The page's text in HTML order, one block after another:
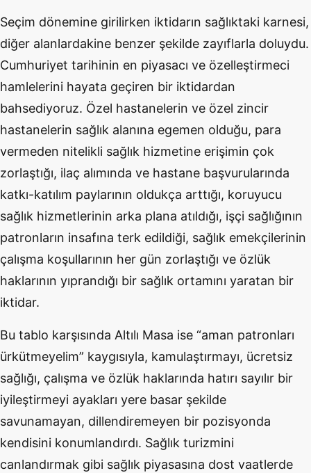
Seçim dönemine girilirken iktidarın sağlıktaki karnesi,
diğer alanlardakine benzer şekilde zayıflarla doluydu.
Cumhuriyet tarihinin en piyasacı ve özelleştirmeci
hamlelerini hayata geçiren bir iktidardan
bahsediyoruz. Özel hastanelerin ve özel zincir
hastanelerin sağlık alanına egemen olduğu, para
vermeden nitelikli sağlık hizmetine erişimin çok
zorlaştığı, ilaç alımında ve hastane başvurularında
katkı-katılım paylarının oldukça arttığı, koruyucu
sağlık hizmetlerinin arka plana atıldığı, işçi sağlığının
patronların insafına terk edildiği, sağlık emekçilerinin
çalışma koşullarının her gün zorlaştığı ve özlük
haklarının yıprandığı bir sağlık ortamını yaratan bir
iktidar.
Bu tablo karşısında Altılı Masa ise “aman patronları
ürkütmeyelim” kaygısıyla, kamulaştırmayı, ücretsiz
sağlığı, çalışma ve özlük haklarında hatırı sayılır bir
iyileştirmeyi ayakları yere basar şekilde
savunamayan, dillendiremeyen bir pozisyonda
kendisini konumlandırdı. Sağlık turizmini
canlandırmak gibi sağlık piyasasına dost vaatlerde